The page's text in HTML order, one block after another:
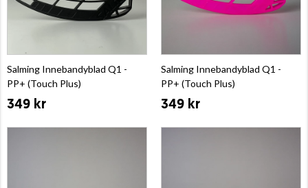
Salming Innebandyblad Q1 -
PP+ (Touch Plus)
349 kr
Salming Innebandyblad Q1 -
PP+ (Touch Plus)
349 kr